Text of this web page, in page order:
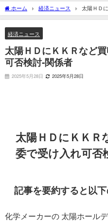
ホーム 経済ニュース
太陽ＨＤ
否検討-関係者
経済ニュース
太陽ＨＤにＫＫＲなど
可否検討-関係者
2025年5月28日 2025年5月28日
太陽ＨＤにＫＫＲ
委で受け入れ可否
記事を要約すると以下
化学メーカーの 太陽ホール